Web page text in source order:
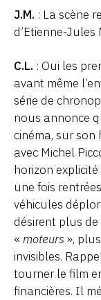
J.M. : La scène
d’Etienne-Jules
C.L. : Oui les
avant même
série de
nous annonce
cinéma, sur son
avec Michel
horizon
une fois
véhicules
désirent plus de
« moteurs »,
invisibles.
tourner le film
financières. Il